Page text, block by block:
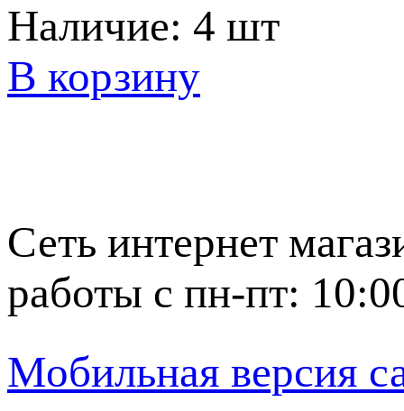
Наличие: 4 шт
В корзину
Сеть интернет
работы с пн-пт:
Мобильная версия